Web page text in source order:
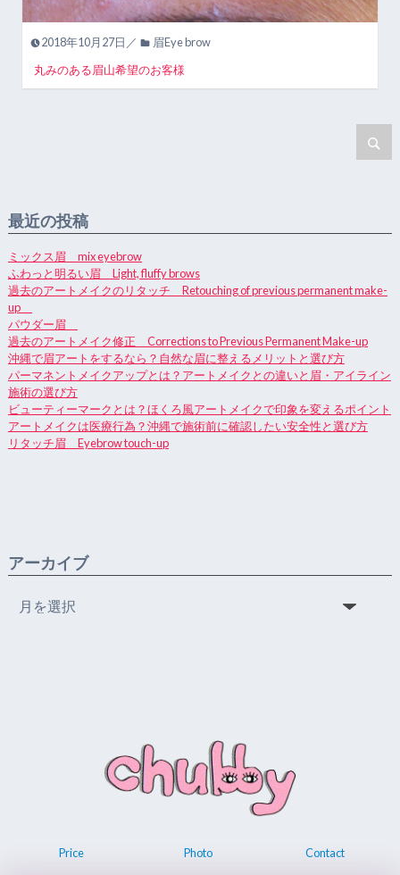
2018年10月27日／
眉Eye brow
丸みのある眉山希望のお客様
最近の投稿
ミックス眉 mix eyebrow
ふわっと明るい眉 Light, fluffy brows
過去のアートメイクのリタッチ Retouching of previous permanent make-
up
パウダー眉
過去のアートメイク修正 Corrections to Previous Permanent Make-up
沖縄で眉アートをするなら？自然な眉に整えるメリットと選び方
パーマネントメイクアップとは？アートメイクとの違いと眉・アイライン
施術の選び方
ビューティーマークとは？ほくろ風アートメイクで印象を変えるポイント
アートメイクは医療行為？沖縄で施術前に確認したい安全性と選び方
リタッチ眉 Eyebrow touch-up
アーカイブ
ー
Price Photo Contact